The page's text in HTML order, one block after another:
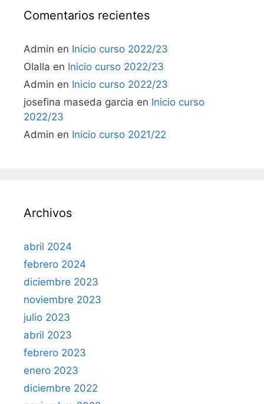
Comentarios recientes
Admin en Inicio curso 2022/23
Olalla en Inicio curso 2022/23
Admin en Inicio curso 2022/23
josefina maseda garcia en Inicio curso
2022/23
Admin en Inicio curso 2021/22
Archivos
abril 2024
febrero 2024
diciembre 2023
noviembre 2023
julio 2023
abril 2023
febrero 2023
enero 2023
diciembre 2022